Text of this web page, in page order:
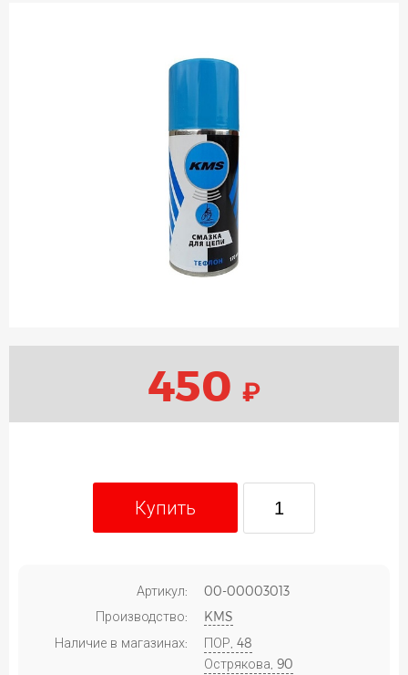
450 ₽
Купить
Артикул:
00-00003013
Производство:
KMS
Наличие в магазинах:
ПОР, 48
Острякова, 90